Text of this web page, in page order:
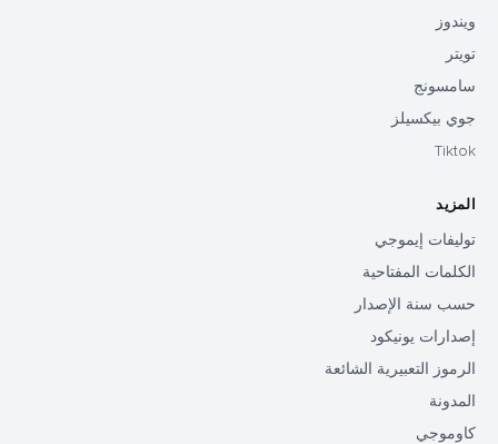
ويندوز
تويتر
سامسونج
جوي بيكسيلز
Tiktok
المزيد
توليفات إيموجي
الكلمات المفتاحية
حسب سنة الإصدار
إصدارات يونيكود
الرموز التعبيرية الشائعة
المدونة
كاوموجي